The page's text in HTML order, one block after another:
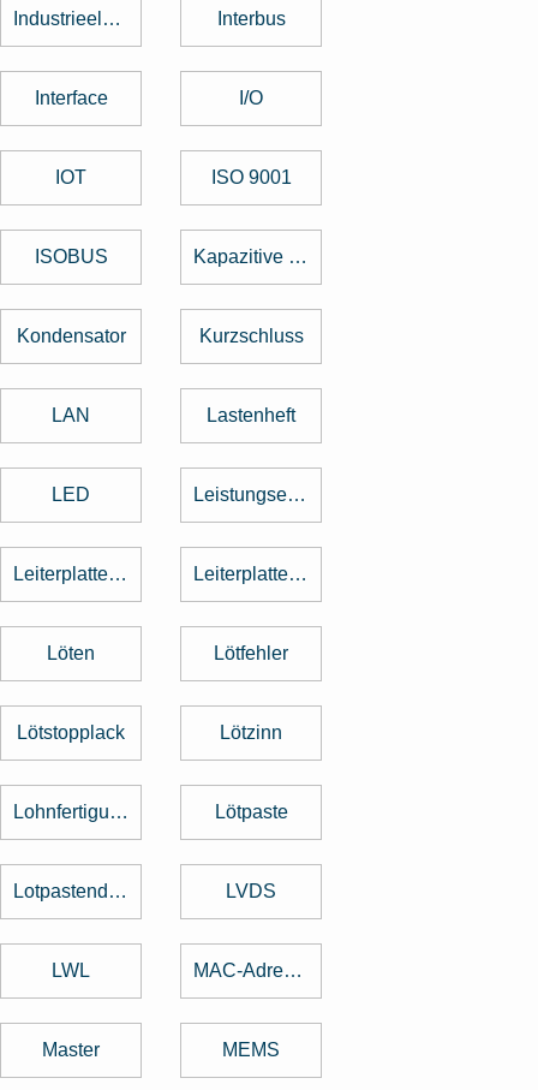
Industrieelektronik Interbus
Interface I/O
IOT ISO 9001
ISOBUS Kapazitive Tasten
Kondensator Kurzschluss
LAN Lastenheft
LED Leistungselektronik
Leiterplattenbestückung Leiterplattenentflechtung
Löten Lötfehler
Lötstopplack Lötzinn
Lohnfertigung Lötpaste
Lotpastendruck LVDS
LWL MAC-Adresse
Master MEMS